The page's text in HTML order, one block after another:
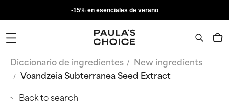
-15% en esenciales de verano
Diccionario de ingredientes
New ingredients
Voandzeia Subterranea Seed Extract
Back to search